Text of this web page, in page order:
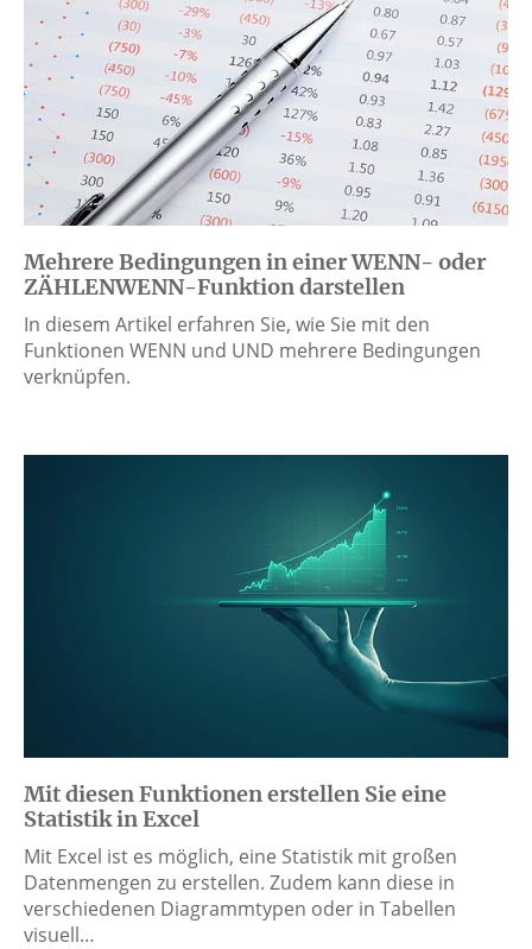
Mehrere Bedingungen in einer WENN- oder
ZÄHLENWENN-Funktion darstellen
In diesem Artikel erfahren Sie, wie Sie mit den
Funktionen WENN und UND mehrere Bedingungen
verknüpfen.
Mit diesen Funktionen erstellen Sie eine
Statistik in Excel
Mit Excel ist es möglich, eine Statistik mit großen
Datenmengen zu erstellen. Zudem kann diese in
verschiedenen Diagrammtypen oder in Tabellen
visuell…